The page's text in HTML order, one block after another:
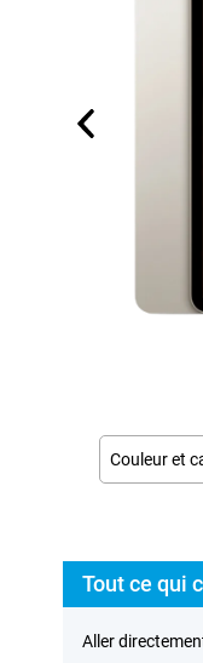
Couleur et
Tout ce qui
Aller